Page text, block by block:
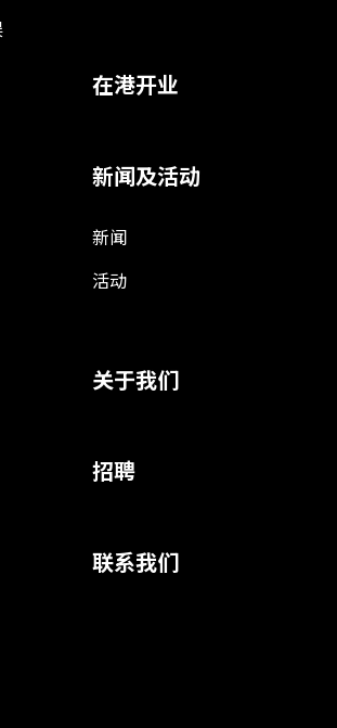
在港开业
新闻及活动
新闻
活动
关于我们
招聘
联系我们